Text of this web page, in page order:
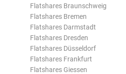
Flatshares Braunschweig
Flatshares Bremen
Flatshares Darmstadt
Flatshares Dresden
Flatshares Düsseldorf
Flatshares Frankfurt
Flatshares Giessen